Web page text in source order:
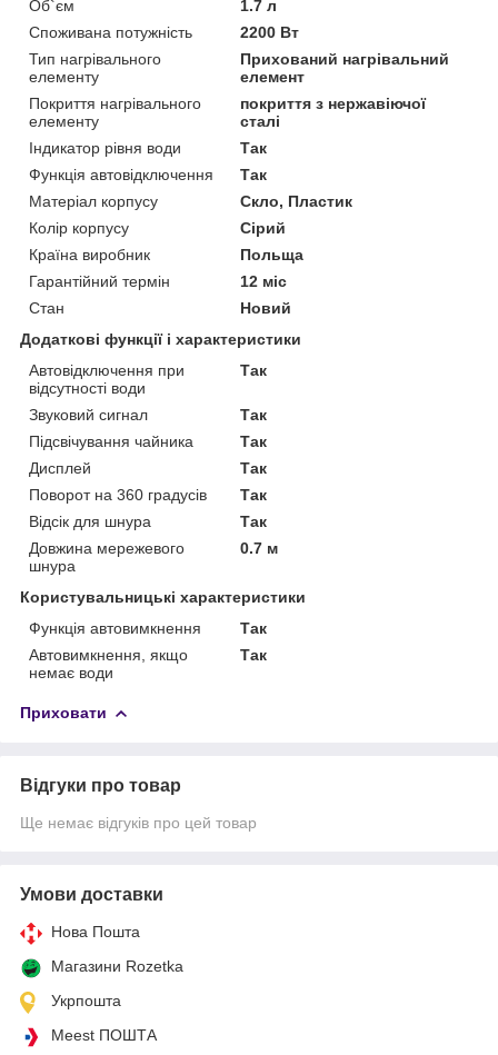
Об`єм
1.7 л
Споживана потужність
2200 Вт
Тип нагрівального
елементу
Прихований нагрівальний
елемент
Покриття нагрівального
елементу
покриття з нержавіючої
сталі
Індикатор рівня води
Так
Функція автовідключення
Так
Матеріал корпусу
Скло, Пластик
Колір корпусу
Сірий
Країна виробник
Польща
Гарантійний термін
12 міс
Стан
Новий
Додаткові функції і характеристики
Автовідключення при
відсутності води
Так
Звуковий сигнал
Так
Підсвічування чайника
Так
Дисплей
Так
Поворот на 360 градусів
Так
Відсік для шнура
Так
Довжина мережевого
шнура
0.7 м
Користувальницькі характеристики
Функція автовимкнення
Так
Автовимкнення, якщо
немає води
Так
Приховати
Відгуки про товар
Ще немає відгуків про цей товар
Умови доставки
Нова Пошта
Магазини Rozetka
Укрпошта
Meest ПОШТА